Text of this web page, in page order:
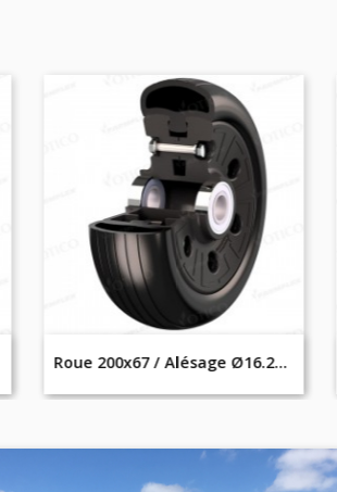
Roue 200x67 / Alésage Ø16.2mm